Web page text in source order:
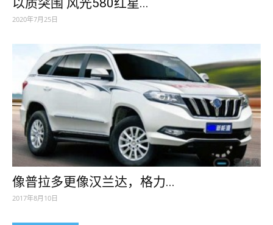
以质突围 风光580红星...
2020年7月25日
像普拉多更像汉兰达，格力...
2017年8月10日